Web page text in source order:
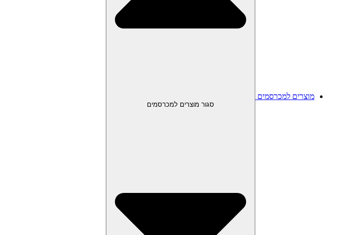
מוצרים למכרסמים
סגור מוצרים למכרסמים